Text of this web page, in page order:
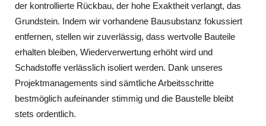
der kontrollierte Rückbau, der hohe Exaktheit verlangt, das
Grundstein. Indem wir vorhandene Bausubstanz fokussiert
entfernen, stellen wir zuverlässig, dass wertvolle Bauteile
erhalten bleiben, Wiederverwertung erhöht wird und
Schadstoffe verlässlich isoliert werden. Dank unseres
Projektmanagements sind sämtliche Arbeitsschritte
bestmöglich aufeinander stimmig und die Baustelle bleibt
stets ordentlich.